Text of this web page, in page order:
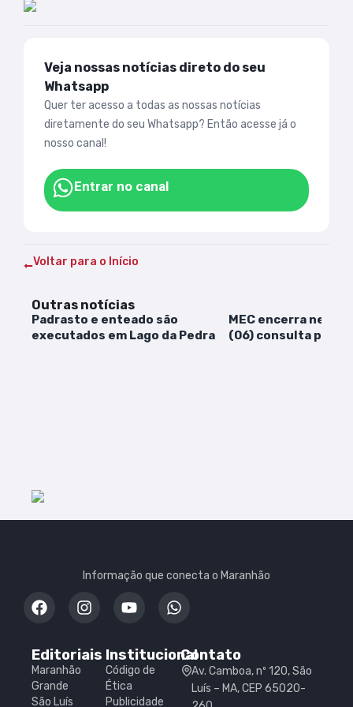
Veja nossas notícias direto do seu
Whatsapp
Quer ter acesso a todas as nossas notícias
diretamente do seu Whatsapp? Então acesse já o
nosso canal!
Entrar no canal
Voltar para o Início
Outras notícias
Padrasto e enteado são
executados em Lago da Pedra
MEC encerra
(06) consulta
Informação que conecta o Maranhão
Editoriais
Maranhão
Grande
São Luís
Institucional
Código de
Ética
Publicidade
Contato
Av. Camboa, nº 120, São
Luís – MA, CEP 65020-